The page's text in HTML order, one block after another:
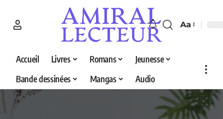
Aa
Accueil Livres Romans
Jeunesse
Bande dessinées
Mangas Audio